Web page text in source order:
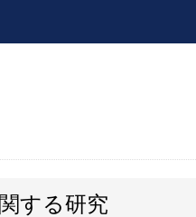
する研究